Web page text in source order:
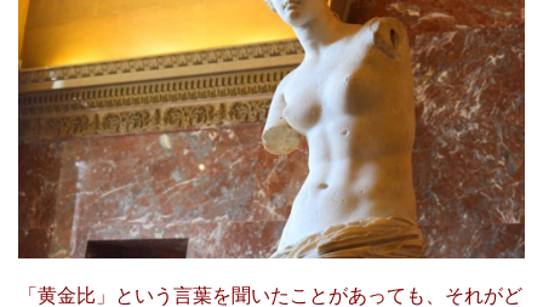
「黄金比」という言葉を聞いたことがあっても、それがど